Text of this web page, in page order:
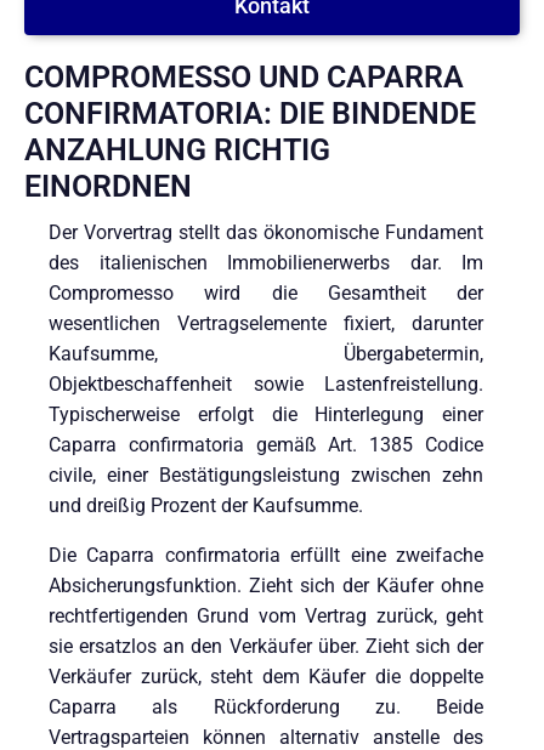
Kontakt
COMPROMESSO UND CAPARRA
CONFIRMATORIA: DIE BINDENDE
ANZAHLUNG RICHTIG
EINORDNEN
Der Vorvertrag stellt das ökonomische Fundament
des italienischen Immobilienerwerbs dar. Im
Compromesso wird die Gesamtheit der
wesentlichen Vertragselemente fixiert, darunter
Kaufsumme, Übergabetermin,
Objektbeschaffenheit sowie Lastenfreistellung.
Typischerweise erfolgt die Hinterlegung einer
Caparra confirmatoria gemäß Art. 1385 Codice
civile, einer Bestätigungsleistung zwischen zehn
und dreißig Prozent der Kaufsumme.
Die Caparra confirmatoria erfüllt eine zweifache
Absicherungsfunktion. Zieht sich der Käufer ohne
rechtfertigenden Grund vom Vertrag zurück, geht
sie ersatzlos an den Verkäufer über. Zieht sich der
Verkäufer zurück, steht dem Käufer die doppelte
Caparra als Rückforderung zu. Beide
Vertragsparteien können alternativ anstelle des